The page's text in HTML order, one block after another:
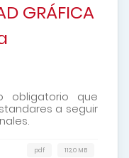
GRÁFICA
obligatorio que
a seguir
112,0 MB
pdf